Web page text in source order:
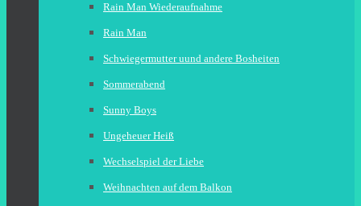
Rain Man Wiederaufnahme
Rain Man
Schwiegermutter uund andere Bosheiten
Sommerabend
Sunny Boys
Ungeheuer Heiß
Wechselspiel der Liebe
Weihnachten auf dem Balkon